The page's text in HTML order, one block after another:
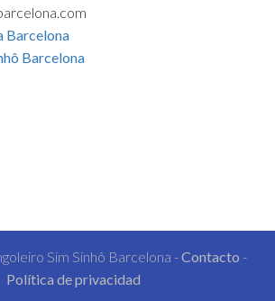
Barcelona
Barcelona
Sim Sinhô Barcelona -Contacto -
Política de privacidad